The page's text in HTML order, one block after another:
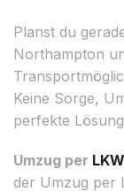
Planst du
Northampton
Keine Sorge,
perfekte
Umzug per LKW
der Umzug per